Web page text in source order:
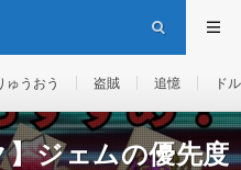
ゅうおう 盗賊 追憶 ド
ジェムの優先度